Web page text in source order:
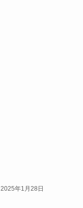
2025年1月28日